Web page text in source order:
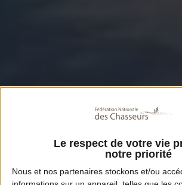
Le respect de votre vie
notre priorité
Nous et nos partenaires stockons et/ou